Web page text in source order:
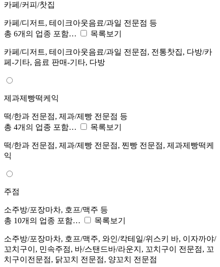
카페/커피/찻집
카페/디저트, 테이크아웃음료/과일 전문점 등
총 6개의 업종 포함…
목록보기
카페/디저트, 테이크아웃음료/과일 전문점, 전통찻집, 다방/카
페-기타, 음료 판매-기타, 다방
제과제빵떡케익
떡/한과 전문점, 제과/제빵 전문점 등
총 4개의 업종 포함…
목록보기
떡/한과 전문점, 제과/제빵 전문점, 찐빵 전문점, 제과제빵떡케
익
주점
소주방/포장마차, 호프/맥주 등
총 10개의 업종 포함…
목록보기
소주방/포장마차, 호프/맥주, 와인/칵테일/위스키 바, 이자까야/
꼬치구이, 민속주점, 바/스탠드바/라운지, 꼬치구이 전문점, 꼬
치구이전문점, 닭꼬치 전문점, 양꼬치 전문점